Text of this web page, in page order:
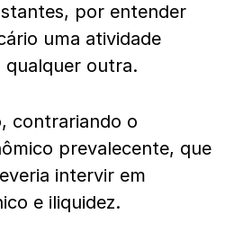
por entender
uma atividade
qualquer outra.
contrariando o
prevalecente, que
intervir em
e iliquidez.